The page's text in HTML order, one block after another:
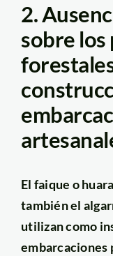
2.
sobre
El faique o
también el
utilizan como
embarcaciones